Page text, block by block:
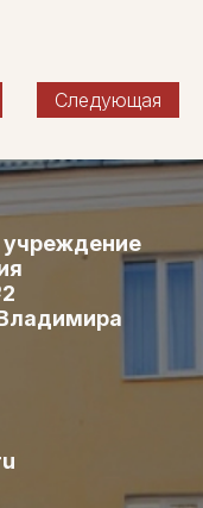
Следующая